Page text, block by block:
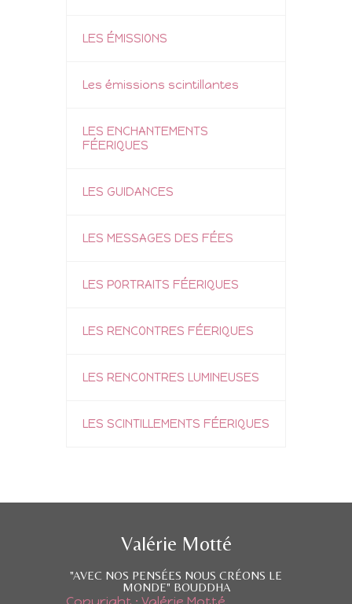
LES ÉMISSIONS
Les émissions scintillantes
LES ENCHANTEMENTS
FÉERIQUES
LES GUIDANCES
LES MESSAGES DES FÉES
LES PORTRAITS FÉERIQUES
LES RENCONTRES FÉERIQUES
LES RENCONTRES LUMINEUSES
LES SCINTILLEMENTS FÉERIQUES
Valérie Motté
"AVEC NOS PENSÉES NOUS CRÉONS LE
MONDE" BOUDDHA